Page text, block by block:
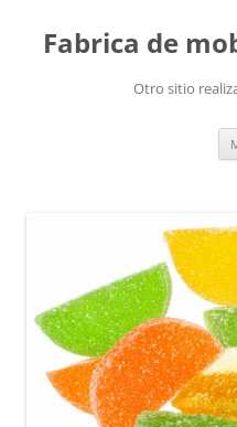
Fabrica de
Otro sitio